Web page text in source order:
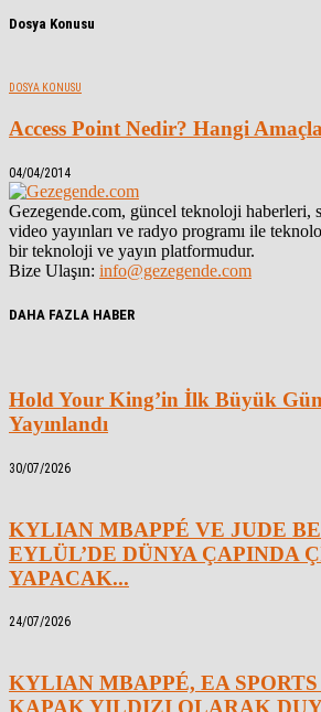
Dosya Konusu
DOSYA KONUSU
Access Point Nedir? Hangi
04/04/2014
Gezegende.com, güncel teknoloji haberleri,
video yayınları ve radyo programı ile
bir teknoloji ve yayın platformudur.
Bize Ulaşın: info@gezegende.com
DAHA FAZLA HABER
Hold Your King’in İlk Büyük
Yayınlandı
30/07/2026
KYLIAN MBAPPÉ VE JUDE
EYLÜL’DE DÜNYA ÇAPINDA
YAPACAK...
24/07/2026
KYLIAN MBAPPÉ, EA
KAPAK YILDIZI OLARAK